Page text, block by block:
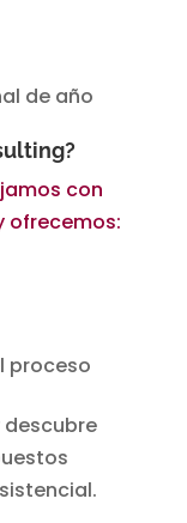
de año
con
ofrecemos:
proceso
descubre